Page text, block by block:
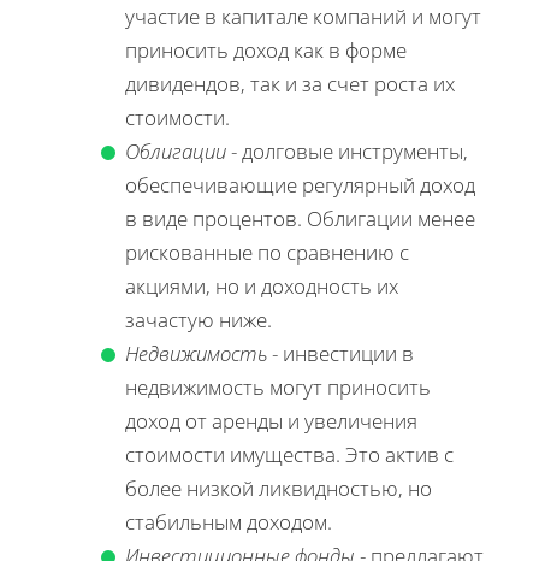
участие в капитале компаний и могут
приносить доход как в форме
дивидендов, так и за счет роста их
стоимости.
Облигации- долговые инструменты,
обеспечивающие регулярный доход
в виде процентов. Облигации менее
рискованные по сравнению с
акциями, но и доходность их
зачастую ниже.
Недвижимость- инвестиции в
недвижимость могут приносить
доход от аренды и увеличения
стоимости имущества. Это актив с
более низкой ликвидностью, но
стабильным доходом.
Инвестиционные фонды - предлагают